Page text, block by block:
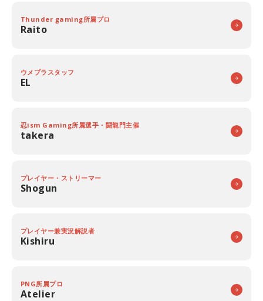
Thunder gaming所属プロ
Raito
ウメブラスタッフ
EL
忍ism Gaming所属選手・闘龍門主催
takera
プレイヤー・ストリーマー
Shogun
プレイヤー兼実況解説者
Kishiru
PNG所属プロ
Atelier